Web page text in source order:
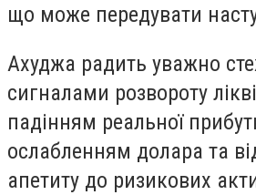
що може передувати
Ахуджа радить уважно
сигналами розвороту
падінням реальної
ослабленням долара та
апетиту до ризикових